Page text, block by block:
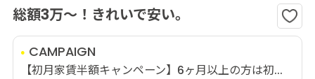
総額3万～！きれいで安い。
CAMPAIGN
【初月家賃半額キャンペーン】6ヶ月以上の方は初...